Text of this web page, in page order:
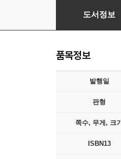
빛의 핵심
도서정보
품목정보
발행일
판형
쪽수, 무게, 크기
ISBN13